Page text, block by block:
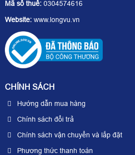
Mã số thuế: 0304574616
Website: www.longvu.vn
CHÍNH SÁCH
Hướng dẫn mua hàng
Chính sách đổi trả
Chính sách vận chuyển và lắp đặt
Phương thức thanh toán